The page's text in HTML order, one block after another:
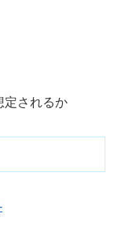
されるか